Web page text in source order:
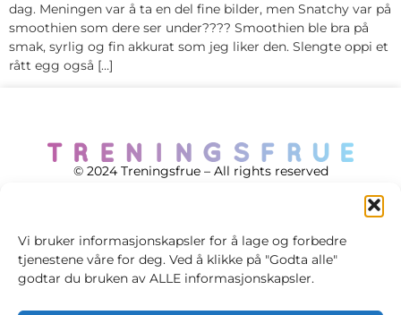
Vi bruker informasjonskapsler for å lage og forbedre
tjenestene våre for deg. Ved å klikke på "Godta alle"
godtar du bruken av ALLE informasjonskapsler.
dag. Meningen var å ta en del fine bilder, men Snatchy var på
smoothien som dere ser under???? Smoothien ble bra på
smak, syrlig og fin akkurat som jeg liker den. Slengte oppi et
rått egg også […]
© 2024 Treningsfrue – All rights reserved
Cookie policy